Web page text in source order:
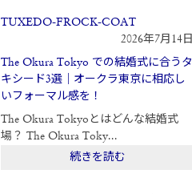
TUXEDO-FROCK-COAT
2026年7月14日
The Okura Tokyo での結婚式に合うタ
キシード3選｜オークラ東京に相応し
いフォーマル感を！
The Okura Tokyoとはどんな結婚式
場？ The Okura Toky...
続きを読む